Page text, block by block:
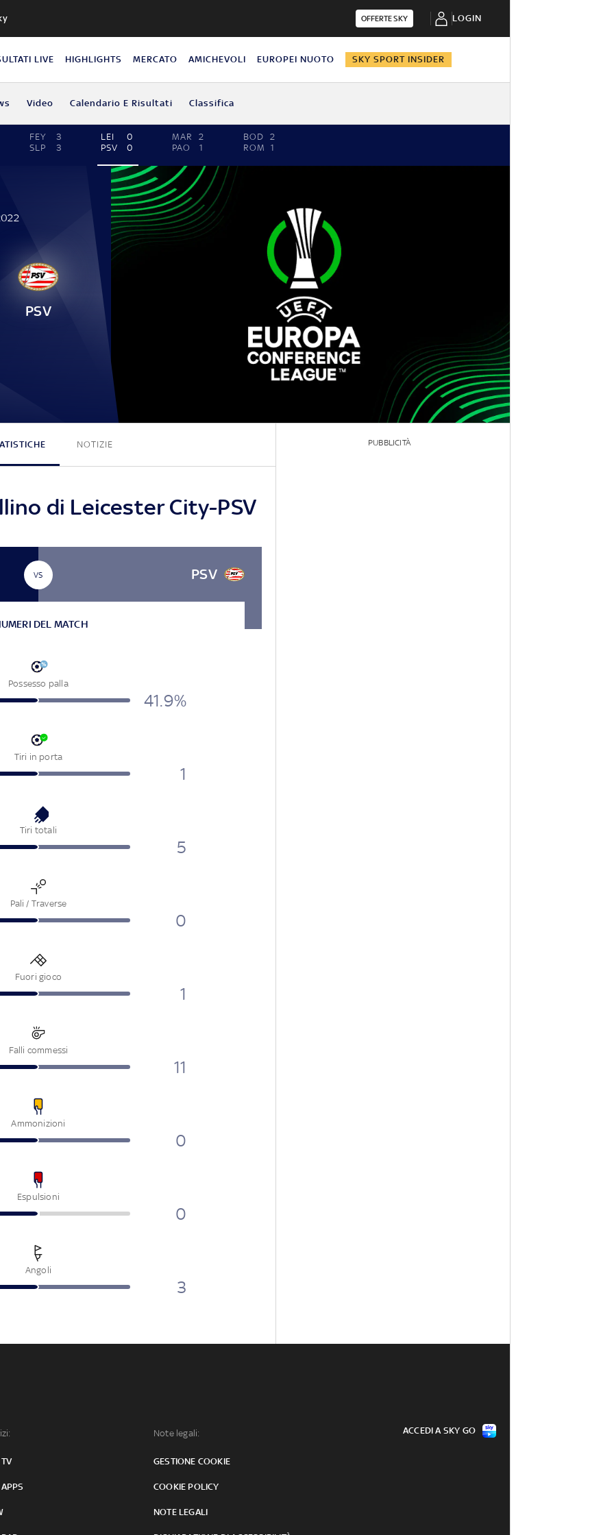
OFFERTE SKY LOGIN
LIVE HIGHLIGHTS MERCATO AMICHEVOLI EUROPEI NUOTO SKY SPORT INSIDER
Video Calendario E Risultati Classifica
FEY
3
SLP
3
LEI
0
PSV
0
MAR
2
PAO
1
BOD
2
ROM
1
PSV
NOTIZIE
di Leicester City-PSV
VS PSV
DEL MATCH
Possesso palla
41.9%
Tiri in porta
1
Tiri totali
5
Pali / Traverse
0
Fuori gioco
1
Falli commessi
11
Ammonizioni
0
Espulsioni
0
Angoli
3
PUBBLICITÀ
Note legali:
GESTIONE COOKIE
COOKIE POLICY
NOTE LEGALI
ACCEDI A SKY GO